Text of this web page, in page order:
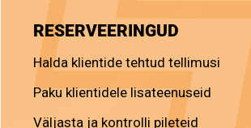
RESERVEERINGUD
Halda klientide tehtud tellimusi
Paku klientidele lisateenuseid
Väljasta ja kontrolli pileteid